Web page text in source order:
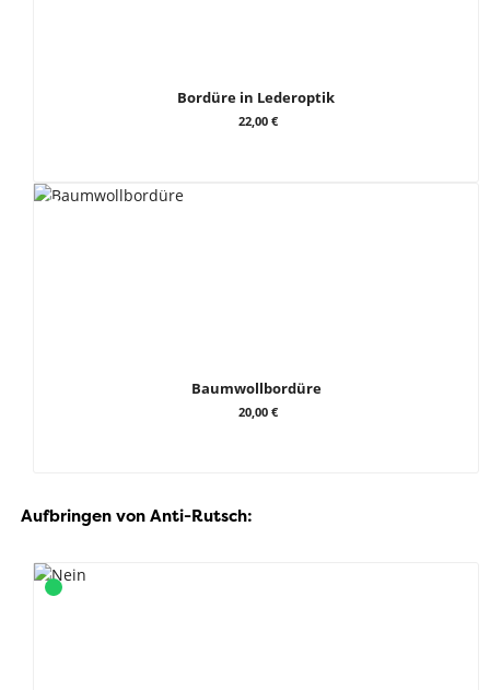
Bordüre in Lederoptik
22,00 €
Baumwollbordüre
20,00 €
Aufbringen von Anti-Rutsch: